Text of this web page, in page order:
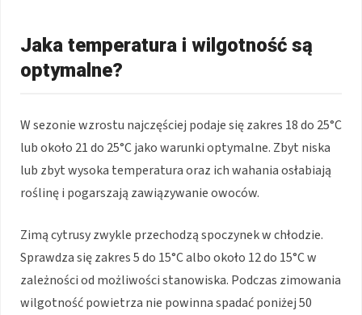
Jaka temperatura i wilgotność są
optymalne?
W sezonie wzrostu najczęściej podaje się zakres 18 do 25°C
lub około 21 do 25°C jako warunki optymalne. Zbyt niska
lub zbyt wysoka temperatura oraz ich wahania osłabiają
roślinę i pogarszają zawiązywanie owoców.
Zimą cytrusy zwykle przechodzą spoczynek w chłodzie.
Sprawdza się zakres 5 do 15°C albo około 12 do 15°C w
zależności od możliwości stanowiska. Podczas zimowania
wilgotność powietrza nie powinna spadać poniżej 50